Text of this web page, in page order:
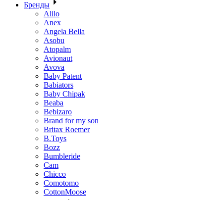
Бренды
Alilo
Anex
Angela Bella
Asobu
Atopalm
Avionaut
Avova
Baby Patent
Babiators
Baby Chipak
Beaba
Bebizaro
Brand for my son
Britax Roemer
B.Toys
Bozz
Bumbleride
Cam
Chicco
Comotomo
CottonMoose